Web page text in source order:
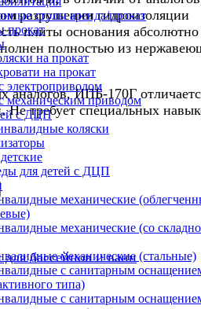
столы аренда/прокат
прокат
на прокат
на прокат
электроприводом
механическим приводом
с ДЦП
коляски
для детей с ДЦП
механические
механические (со
механические (стальные)
с санитарным
типа)
с санитарным
разрушении гидроизоляции
плиты основания абсолютно
полностью из
аналогов, ИПБ-170Г
Не требует специальных
бассейнов и ванн